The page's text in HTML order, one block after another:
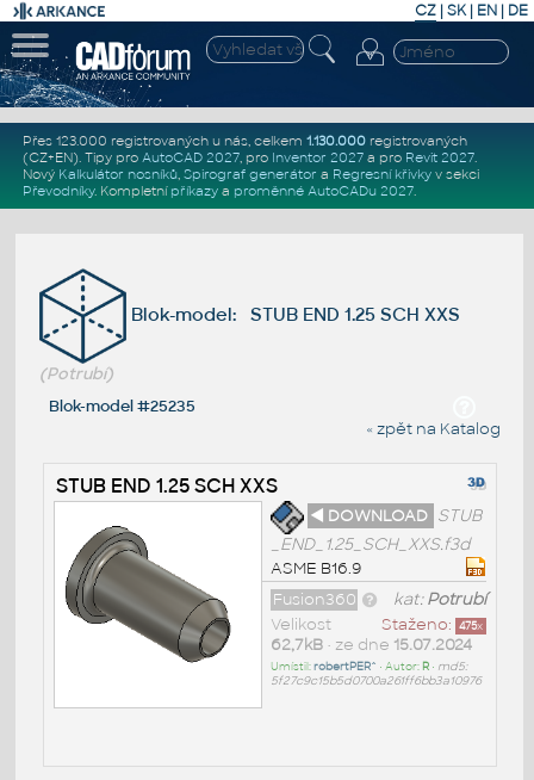
CZ | SK| EN | DE
Přes 123.000 registrovaných u nás, celkem 1.130.000registrovaných
(CZ+EN). Tipy pro AutoCAD 2027, pro Inventor 2027a pro Revit 2027.
Nový Kalkulátor nosníků, Spirograf generátor a Regresní křivkyv sekci
Převodníky. Kompletní příkazya proměnné AutoCADu 2027.
Blok-model: STUB END 1.25 SCH XXS
(Potrubí)
Blok-model #25235
« zpět na Katalog
STUB END 1.25 SCH XXS
◄ DOWNLOAD STUB
_END_1.25_SCH_XXS.f3d
ASME B16.9
kat:Potrubí
Fusion360
Staženo: 475x
Velikost
62,7kB• ze dne 15.07.2024
Umístil:robertPER^ • Autor: R• md5:
5f27c9c15b5d0700a261ff6bb3a10976